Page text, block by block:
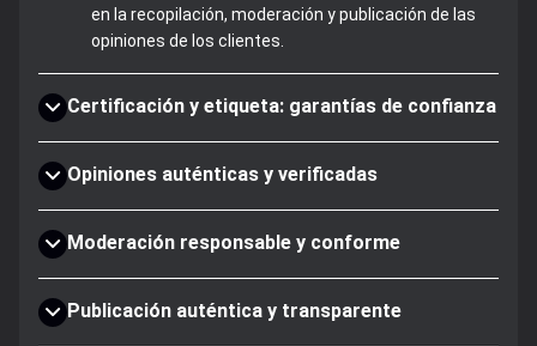
en la recopilación, moderación y publicación de las
opiniones de los clientes.
Certificación y etiqueta: garantías de confianza
Opiniones auténticas y verificadas
Moderación responsable y conforme
Publicación auténtica y transparente